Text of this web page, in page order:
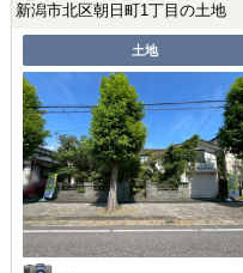
新潟市北区朝日町1丁目の土地
土地